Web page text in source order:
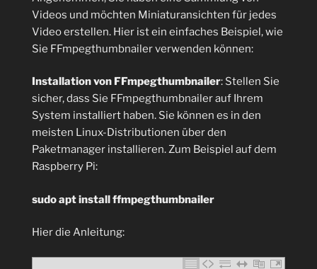
Videos und möchten Miniaturansichten für jedes
Video erstellen. Hier ist ein einfaches Beispiel, wie
Sie FFmpegthumbnailer verwenden können:
Installation von FFmpegthumbnailer: Stellen Sie
sicher, dass Sie FFmpegthumbnailer auf Ihrem
System installiert haben. Sie können es in den
meisten Linux-Distributionen über den
Paketmanager installieren. Zum Beispiel auf dem
Raspberry Pi:
sudo apt install ffmpegthumbnailer
Hier die Anleitung: